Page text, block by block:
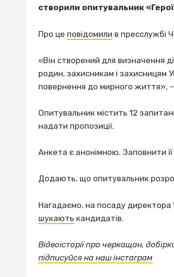
створили опитувальник
Про це повідомили в пресслужбі
«Він створений для визначення
родин, захисникам і захисницям
повернення до мирного життя», –
Опитувальник містить 12
надати пропозиції.
Анкета є анонімною. Заповнити
Додають, що опитувальник
Нагадаємо, на посаду директора
шукають кандидатів.
Відеоісторії про черкащан,
підписуйся на наш інстаграм